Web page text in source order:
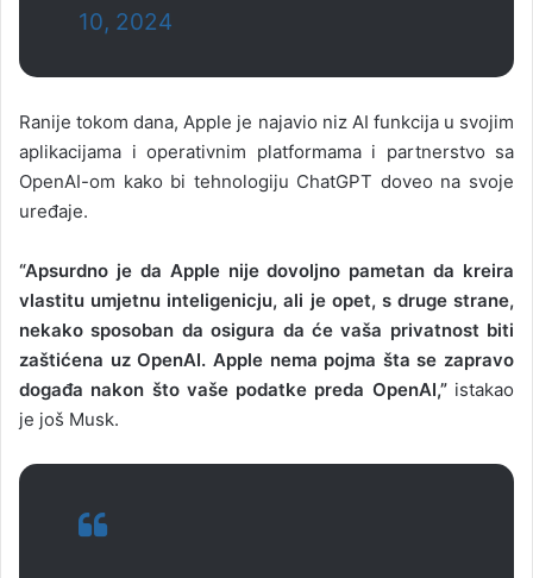
10, 2024
Ranije tokom dana, Apple je najavio niz AI funkcija u svojim
aplikacijama i operativnim platformama i partnerstvo sa
OpenAI-om kako bi tehnologiju ChatGPT doveo na svoje
uređaje.
“Apsurdno je da Apple nije dovoljno pametan da kreira
vlastitu umjetnu inteligenicju, ali je opet, s druge strane,
nekako sposoban da osigura da će vaša privatnost biti
zaštićena uz OpenAI. Apple nema pojma šta se zapravo
događa nakon što vaše podatke preda OpenAI,”istakao
je još Musk.